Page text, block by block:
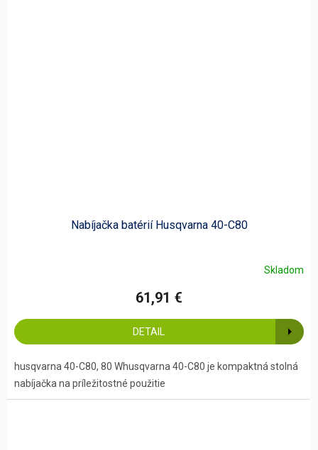
Nabíjačka batérií Husqvarna 40-C80
5,0
z
hviezdičiek.
Skladom
61,91 €
DETAIL
husqvarna 40-C80, 80 Whusqvarna 40-C80 je kompaktná stolná
nabíjačka na príležitostné použitie